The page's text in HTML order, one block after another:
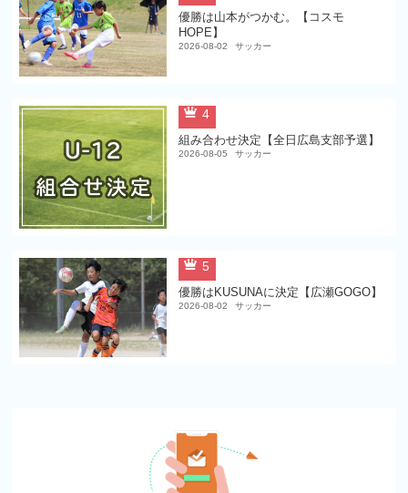
優勝は山本がつかむ。【コスモ
HOPE】
2026-08-02 サッカー
4
組み合わせ決定【全日広島支部予選】
2026-08-05 サッカー
5
優勝はKUSUNAに決定【広瀬GOGO】
2026-08-02 サッカー